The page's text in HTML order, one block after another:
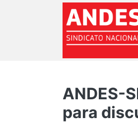
ANDES-
para